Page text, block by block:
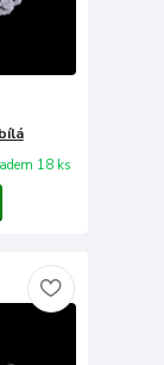
18 ks